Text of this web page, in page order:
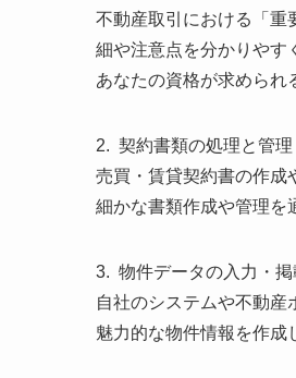
不動産取引における「重
細や注意点を分かりやす
あなたの資格が求められ
2. 契約書類の処理と管理
売買・賃貸契約書の作成
細かな書類作成や管理を
3. 物件データの入力・掲
自社のシステムや不動産
魅力的な物件情報を作成